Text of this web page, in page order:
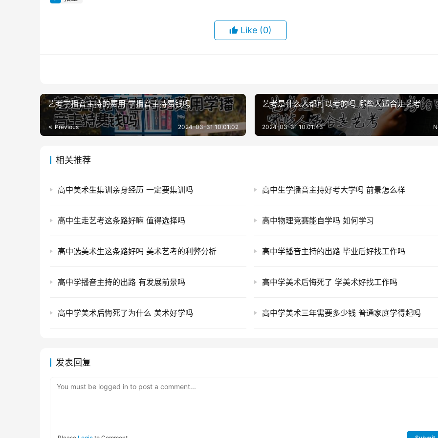
Like (0)
艺考学播音主持的费用 学播音主持费钱吗
Previous 2024-03-31 10:01:02
艺考是什么人都可以考的吗 哪些人适合走艺考
2024-03-31 10:01:43
相关推荐
高中美术生集训亲身经历 一定要集训吗 高中生学播音主持好考大学吗 前景怎么样
高中生走艺考这条路好嘛 值得选择吗 高中物理竞赛能自学吗 如何学习
高中选美术生这条路好吗 美术艺考的利弊分析 高中学播音主持的出路 毕业后好找工作吗
高中学播音主持的出路 有发展前景吗 高中学美术后悔死了 学美术好找工作吗
高中学美术后悔死了为什么 美术好学吗 高中学美术三年需要多少钱 普通家庭学得起吗
发表回复
You must be logged in to post a comment...